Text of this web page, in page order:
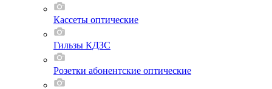
Кассеты оптические
Гильзы КДЗС
Розетки абонентские оптические